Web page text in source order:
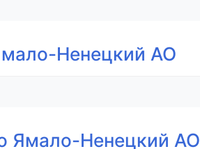
Ненецкий АО
Ямало-Ненецкий АО